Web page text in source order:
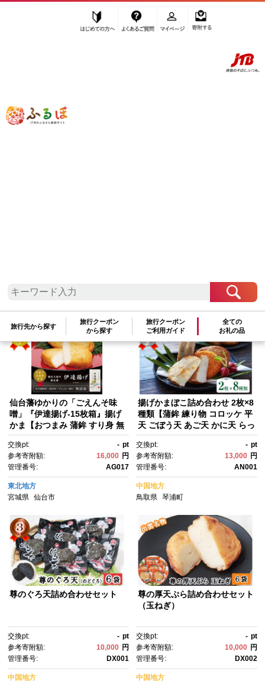
ふるぽ JTBのふるさと納税サイト
旅行先から探す
旅行クーポン
から探す
旅行クーポン
ご利用ガイド
全ての
お礼の品
「ふるさと納税」TOP
かまぼこ・練り製品
人気ランキング順
仙台藩ゆかりの「ごえんそ味
噌」『伊達揚げ-15枚箱』揚げ
かま【おつまみ 蒲鉾 すり身 無
類 ひな祭り こどもの日 母の
日 父の日 お中元 敬老の日 お歳
暮 七五三 お正月 贈答 】
交換pt: - pt
参考寄附額:
16,000 円
管理番号:
AG017
東北地方
宮城県
仙台市
揚げかまぼこ詰め合わせ 2枚×8
種類【蒲鉾 練り物 コロッケ 平
天 ごぼう天 あご天 かに天 らっ
かず おつまみ 晩酌セット 人
気 おすすめ 鳥取県 琴浦町 送料
無料】
交換pt: - pt
参考寄附額:
13,000 円
管理番号:
AN001
中国地方
鳥取県 琴浦町
尊のぐろ天詰め合わせセット
交換pt: - pt
参考寄附額:
10,000 円
管理番号:
DX001
中国地方
尊の厚天ぷら詰め合わせセット
（玉ねぎ）
交換pt: - pt
参考寄附額:
10,000 円
管理番号:
DX002
中国地方